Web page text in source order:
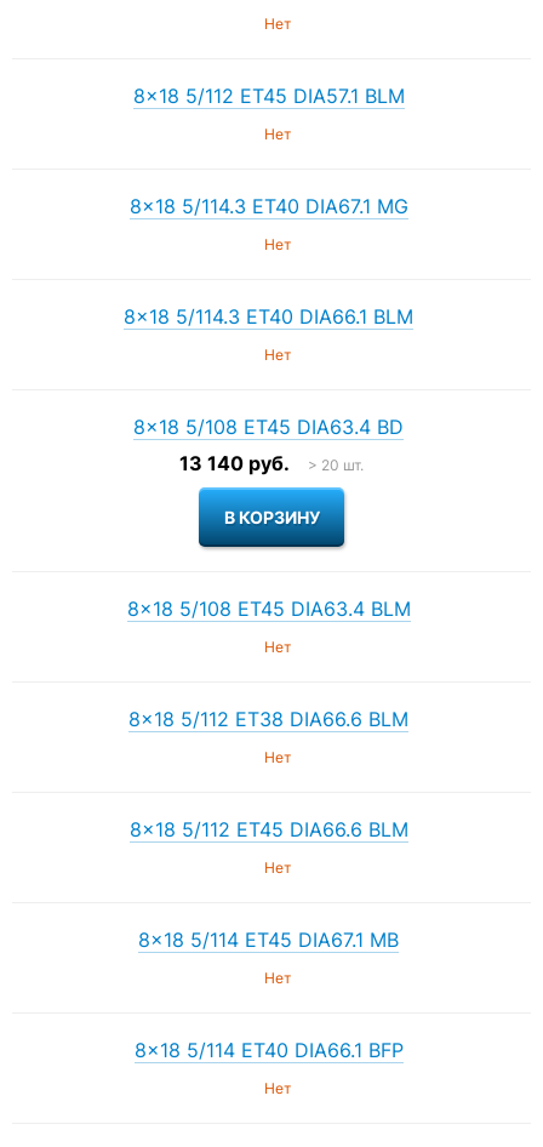
Нет
8×18 5/112 ET45 DIA57.1 BLM
Нет
8×18 5/114.3 ET40 DIA67.1 MG
Нет
8×18 5/114.3 ET40 DIA66.1 BLM
Нет
8×18 5/108 ET45 DIA63.4 BD
13 140 руб.
> 20 шт.
8×18 5/108 ET45 DIA63.4 BLM
Нет
8×18 5/112 ET38 DIA66.6 BLM
Нет
8×18 5/112 ET45 DIA66.6 BLM
Нет
8×18 5/114 ET45 DIA67.1 MB
Нет
8×18 5/114 ET40 DIA66.1 BFP
Нет